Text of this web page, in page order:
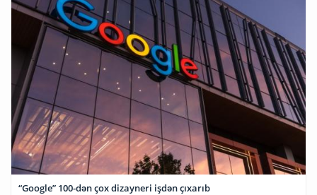
“Google” 100-dən çox dizayneri işdən çıxarıb